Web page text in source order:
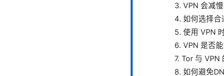
3. VPN 会减慢
4. 如何选择合
5. 使用 VPN
6. VPN 是否
7. Tor 与 VPN
8. 如何避免